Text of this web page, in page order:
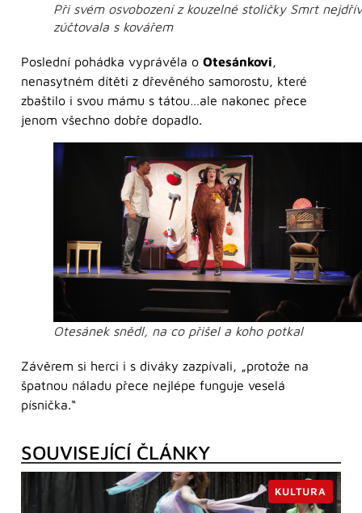
Při svém osvobození z kouzelné stoličky Smrt
zúčtovala s kovářem
Poslední pohádka vyprávěla o Otesánkovi,
nenasytném dítěti z dřevěného samorostu, které
zbaštilo i svou mámu s tátou…ale nakonec přece
jenom všechno dobře dopadlo.
Otesánek snědl, na co přišel a koho potkal
Závěrem si herci i s diváky zazpívali, „protože na
špatnou náladu přece nejlépe funguje veselá
písnička.“
SOUVISEJÍCÍ ČLÁNKY
KULTURA